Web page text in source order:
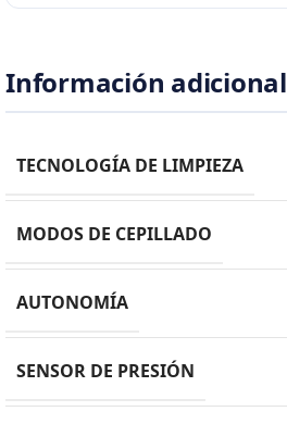
Información adicional
TECNOLOGÍA DE LIMPIEZA
MODOS DE CEPILLADO
AUTONOMÍA
SENSOR DE PRESIÓN